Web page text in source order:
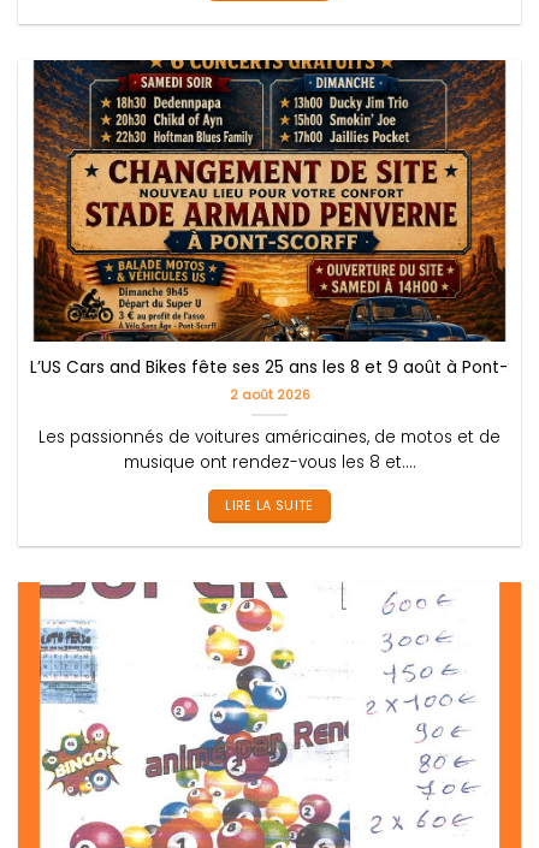
L’US Cars and Bikes fête ses 25 ans les 8 et 9 août à Pont-
2 août 2026
Les passionnés de voitures américaines, de motos et de
musique ont rendez-vous les 8 et....
LIRE LA SUITE